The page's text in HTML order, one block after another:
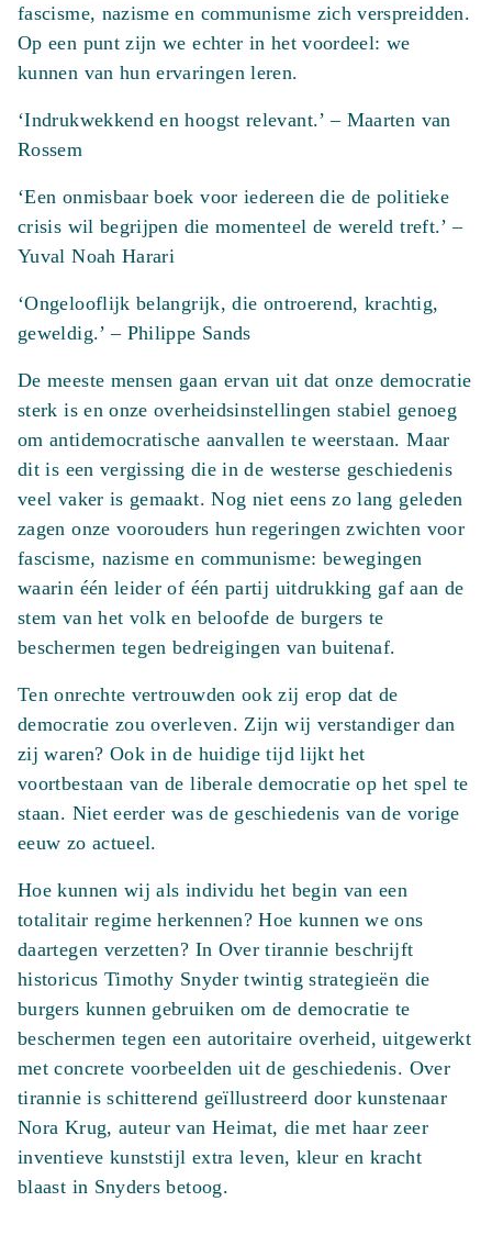
fascisme, nazisme en communisme zich verspreidden.
Op een punt zijn we echter in het voordeel: we
kunnen van hun ervaringen leren.
‘Indrukwekkend en hoogst relevant.’ – Maarten van
Rossem
‘Een onmisbaar boek voor iedereen die de politieke
crisis wil begrijpen die momenteel de wereld treft.’ –
Yuval Noah Harari
‘Ongelooflijk belangrijk, die ontroerend, krachtig,
geweldig.’ – Philippe Sands
De meeste mensen gaan ervan uit dat onze democratie
sterk is en onze overheidsinstellingen stabiel genoeg
om antidemocratische aanvallen te weerstaan. Maar
dit is een vergissing die in de westerse geschiedenis
veel vaker is gemaakt. Nog niet eens zo lang geleden
zagen onze voorouders hun regeringen zwichten voor
fascisme, nazisme en communisme: bewegingen
waarin één leider of één partij uitdrukking gaf aan de
stem van het volk en beloofde de burgers te
beschermen tegen bedreigingen van buitenaf.
Ten onrechte vertrouwden ook zij erop dat de
democratie zou overleven. Zijn wij verstandiger dan
zij waren? Ook in de huidige tijd lijkt het
voortbestaan van de liberale democratie op het spel te
staan. Niet eerder was de geschiedenis van de vorige
eeuw zo actueel.
Hoe kunnen wij als individu het begin van een
totalitair regime herkennen? Hoe kunnen we ons
daartegen verzetten? In Over tirannie beschrijft
historicus Timothy Snyder twintig strategieën die
burgers kunnen gebruiken om de democratie te
beschermen tegen een autoritaire overheid, uitgewerkt
met concrete voorbeelden uit de geschiedenis. Over
tirannie is schitterend geïllustreerd door kunstenaar
Nora Krug, auteur van Heimat, die met haar zeer
inventieve kunststijl extra leven, kleur en kracht
blaast in Snyders betoog.